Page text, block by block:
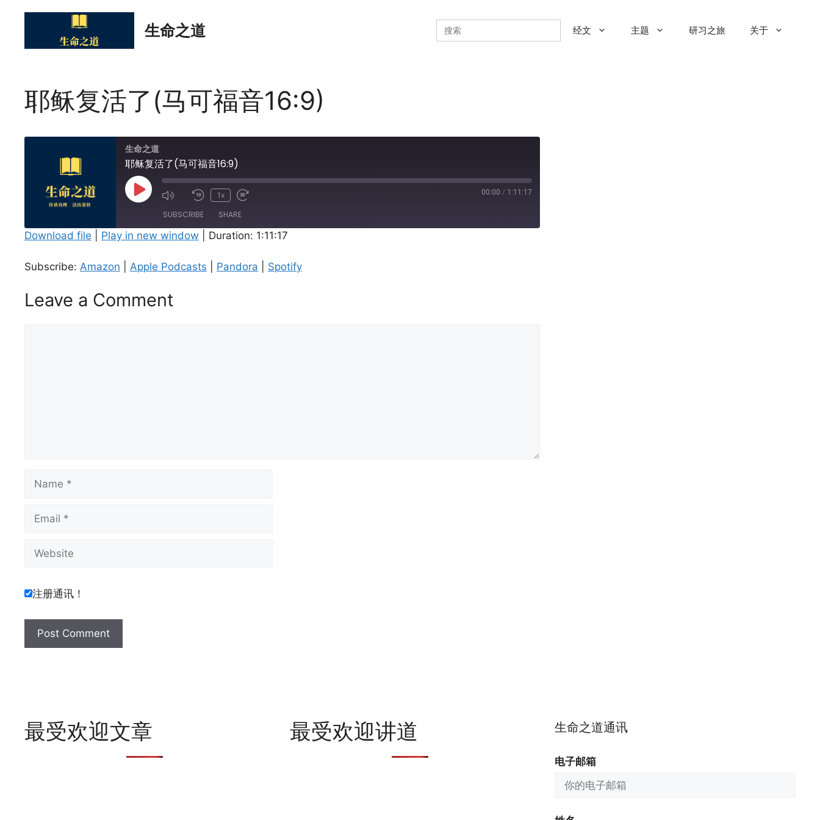
生命之道
Search
for:
经文 主题 研习之旅 关于
耶稣复活了(马可福音16:9)
生命之道
耶稣复活了(马可福音16:9)
Play
Episode
1x 00:00 / 1:11:17
SUBSCRIBE SHARE
Spotify
RSS FEED
EMBED
Download file Play in new window Duration: 1:11:17
Subscribe: Amazon Apple Podcasts Pandora Spotify
Leave a Comment
Name
Email
Website
注册通讯！
最受欢迎文章 最受欢迎讲道 生命之道通讯
电子邮箱